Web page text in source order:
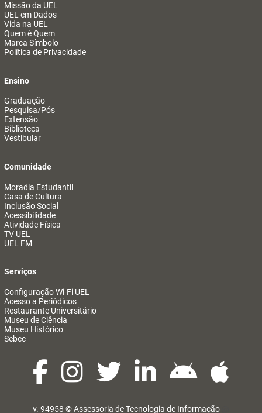
Missão da UEL
UEL em Dados
Vida na UEL
Quem é Quem
Marca Símbolo
Política de Privacidade
Ensino
Graduação
Pesquisa/Pós
Extensão
Biblioteca
Vestibular
Comunidade
Moradia Estudantil
Casa de Cultura
Inclusão Social
Acessibilidade
Atividade Física
TV UEL
UEL FM
Serviços
Configuração Wi-Fi UEL
Acesso a Periódicos
Restaurante Universitário
Museu de Ciência
Museu Histórico
Sebec
v. 94958 ©Assessoria de Tecnologia de Informação